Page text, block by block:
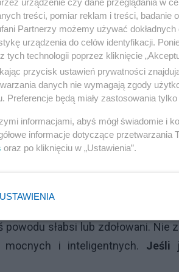
w lustro, nienawidzą siebie.
, do których skłaniają
do sektwstępują słabeusze
można zwerbować do sekty
teoretycy, pisarze,
musi przyciągać ludzi
pełną nieporadnych debili?
do góry.
organizacji. Oczywiście do sekt
słabsi lub zdołowani. Nie
i inteligentnych. Jeśli
treści, pomiar reklam i treści, badanie
Partnerzy możemy używać
urządzenia do celów identyfikacji.
tych technologii poprzez kliknięcie
przycisk ustawień prywatności
danych nie wymagają zgody
Preferencje będą miały zastosowania
informacjami, abyś mógł świadomie i
informacje dotyczące przetwarzania
oraz po kliknięciu w „Ustawienia”.
USTAWIENIA